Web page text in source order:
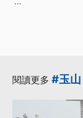
閱讀更多 #玉山